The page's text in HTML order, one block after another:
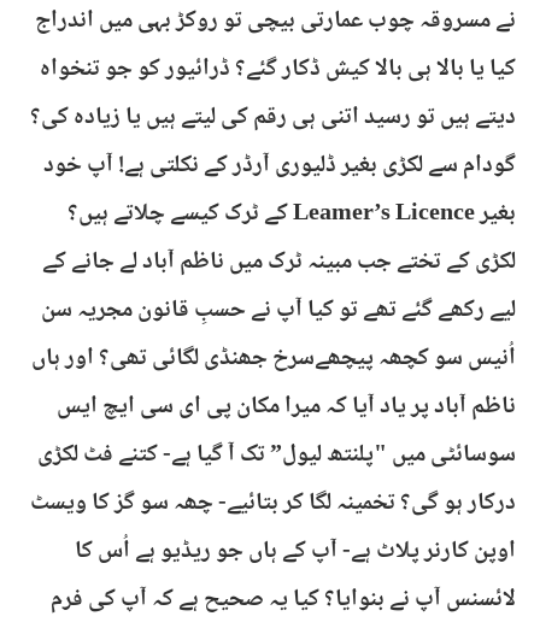
نے مسروقہ چوب عمارتی بیچی تو روکڑ بہی میں اندراج
کیا یا بالا ہی بالا کیش ڈکار گئے؟ ڈرائیور کو جو تنخواہ
دیتے ہیں تو رسید اتنی ہی رقم کی لیتے ہیں یا زیادہ کی؟
گودام سے لکڑی بغیر ڈلیوری آرڈر کے نکلتی ہے! آپ خود
بغیر Leamer’s Licence کے ٹرک کیسے چلاتے ہیں؟
لکڑی کے تختے جب مبینہ ٹرک میں ناظم آباد لے جانے کے
لیے رکھے گئے تھے تو کیا آپ نے حسبِ قانون مجریہ سن
اُنیس سو کچھہ پیچھےسرخ جھنڈی لگائی تھی؟ اور ہاں
ناظم آباد پر یاد آیا کہ میرا مکان پی ای سی ایچ ایس
سوسائٹی میں "پلنتھ لیول” تک آ گیا ہے- کتنے فٹ لکڑی
درکار ہو گی؟ تخمینہ لگا کر بتائیے- چھہ سو گز کا ویسٹ
اوپن کارنر پلاٹ ہے- آپ کے ہاں جو ریڈیو ہے اُس کا
لائسنس آپ نے بنوایا؟ کیا یہ صحیح ہے کہ آپ کی فرم